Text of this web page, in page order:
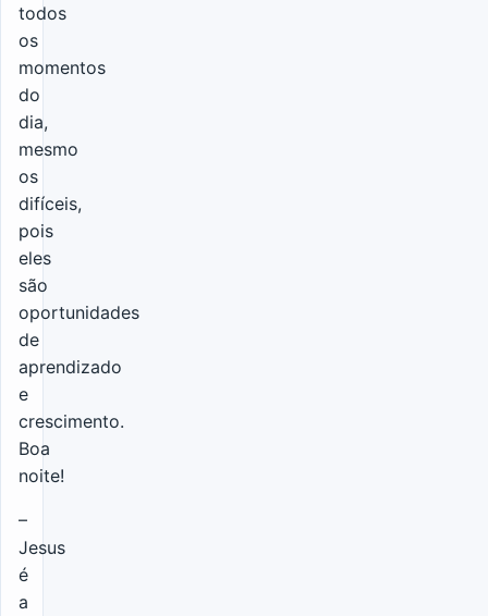
todos
os
momentos
do
dia,
mesmo
os
difíceis,
pois
eles
são
oportunidades
de
aprendizado
e
crescimento.
Boa
noite!
–
Jesus
é
a